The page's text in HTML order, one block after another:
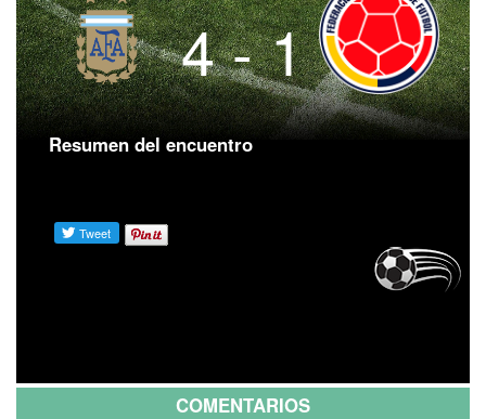
4 - 1
Resumen del encuentro
COMENTARIOS